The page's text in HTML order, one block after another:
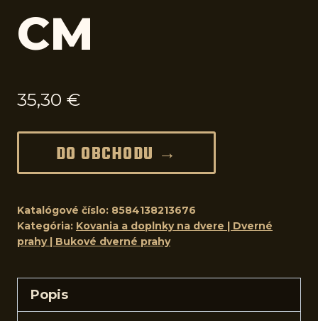
CM
35,30 €
DO OBCHODU →
Katalógové číslo: 8584138213676
Kategória: Kovania a doplnky na dvere | Dverné
prahy | Bukové dverné prahy
Popis